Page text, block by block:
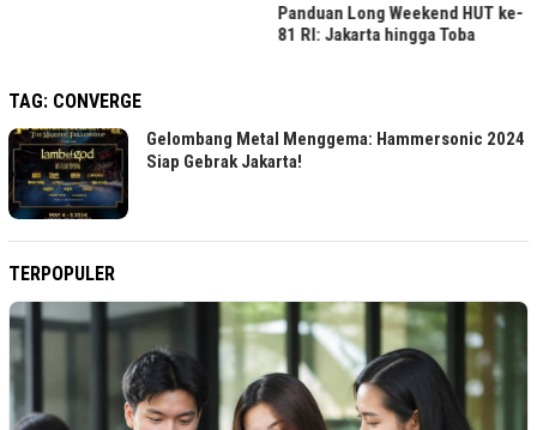
Panduan Long Weekend HUT ke-
81 RI: Jakarta hingga Toba
TAG: CONVERGE
Gelombang Metal Menggema: Hammersonic 2024
Siap Gebrak Jakarta!
TERPOPULER